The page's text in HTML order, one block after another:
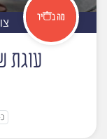
עוגת
כ-